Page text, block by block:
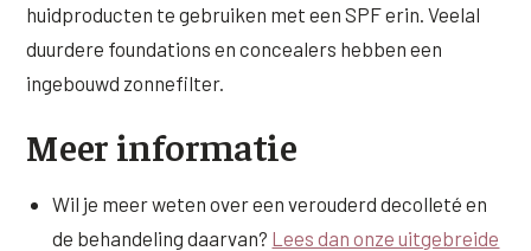
huidproducten te gebruiken met een SPF erin. Veelal
duurdere foundations en concealers hebben een
ingebouwd zonnefilter.
Meer informatie
Wil je meer weten over een verouderd decolleté en
de behandeling daarvan? Lees dan onze uitgebreide